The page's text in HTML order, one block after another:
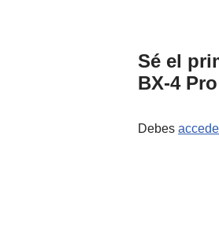
Sé el
BX-4
Debes